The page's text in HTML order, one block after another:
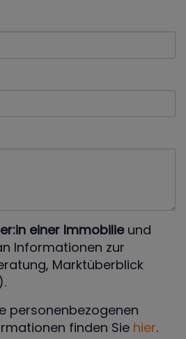
einer Immobilieund
Informationen zur
Marktüberblick
personenbezogenen
finden Sie hier.